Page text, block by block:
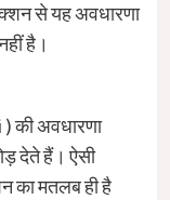
से यह अवधारणा
है।
की अवधारणा
देते हैं। ऐसी
का मतलब ही है